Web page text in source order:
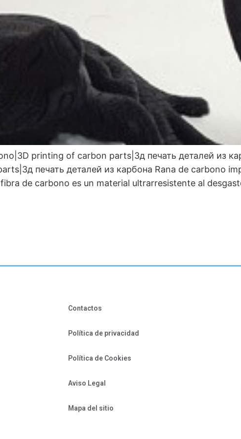
printing of carbon parts|3д печать деталей из
печать деталей из карбона Rana de carbono
de carbono es un material ultrarresistente al
Contactos
Política de privacidad
Política de Cookies
Aviso Legal
Mapa del sitio